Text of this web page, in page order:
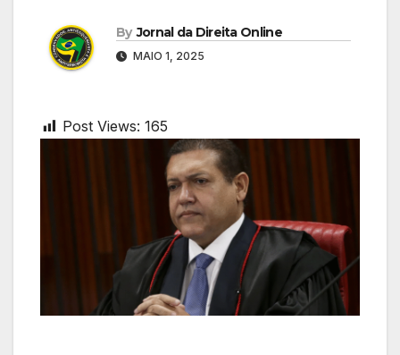
By Jornal da Direita Online
MAIO 1, 2025
Post Views: 165